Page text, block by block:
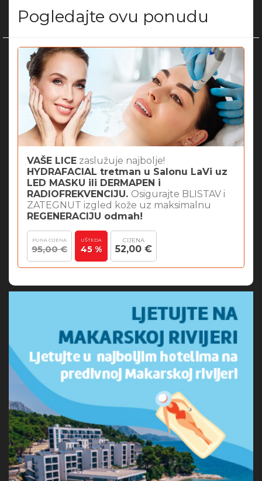
Pogledajte ovu ponudu
VAŠE LICE zaslužuje najbolje!
HYDRAFACIAL tretman u Salonu LaVi uz
LED MASKU ili DERMAPEN i
RADIOFREKVENCIJU. Osigurajte BLISTAV i
ZATEGNUT izgled kože uz maksimalnu
REGENERACIJU odmah!
PUNA CIJENA
95,00 €
UŠTEDA
45 %
CIJENA
52,00 €